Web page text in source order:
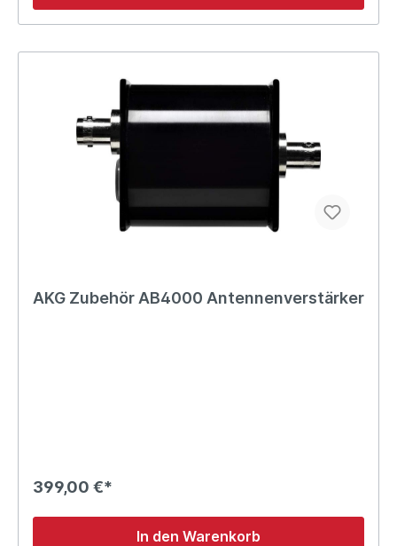
AKG Zubehör AB4000 Antennenverstärker
399,00 €*
In den Warenkorb